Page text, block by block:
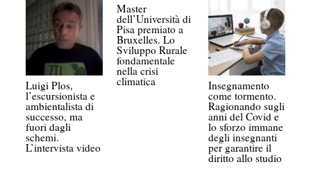
Luigi Plos,
l’escursionista e
ambientalista di
successo, ma
fuori dagli
schemi.
L’intervista video
Master
dell’Università di
Pisa premiato a
Bruxelles. Lo
Sviluppo Rurale
fondamentale
nella crisi
climatica Insegnamento
come tormento.
Ragionando sugli
anni del Covid e
lo sforzo immane
degli insegnanti
per garantire il
diritto allo studio